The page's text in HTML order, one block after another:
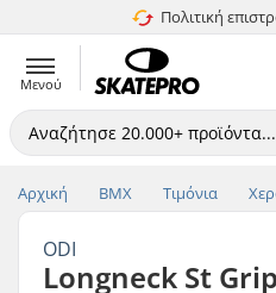
Πολιτική 4.8
Μενού
Αρχική BMX Τιμόνια
ODI
Longneck St